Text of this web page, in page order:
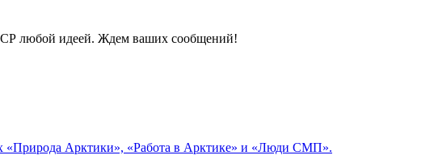
СР любой идеей. Ждем ваших сообщений!
«Природа Арктики», «Работа в Арктике» и «Люди СМП».